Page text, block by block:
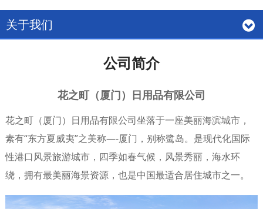
关于我们
公司简介
花之町（厦门）日用品有限公司
花之町（厦门）日用品有限公司坐落于一座美丽海滨城市，
素有“东方夏威夷”之美称—-厦门，别称鹭岛。是现代化国际
性港口风景旅游城市，四季如春气候，风景秀丽，海水环
绕，拥有最美丽海景资源，也是中国最适合居住城市之一。